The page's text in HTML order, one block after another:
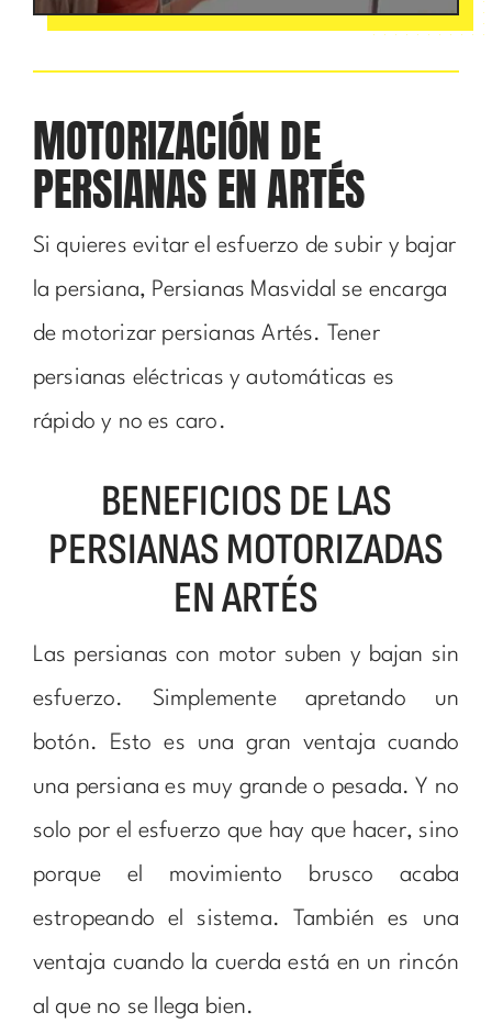
MOTORIZACIÓN DE
PERSIANAS EN ARTÉS
Si quieres evitar el esfuerzo de subir y bajar
la persiana, Persianas Masvidal se encarga
de motorizar persianas Artés. Tener
persianas eléctricas y automáticas es
rápido y no es caro.
BENEFICIOS DE LAS
PERSIANAS MOTORIZADAS
EN ARTÉS
Las persianas con motor suben y bajan sin
esfuerzo. Simplemente apretando un
botón. Esto es una gran ventaja cuando
una persiana es muy grande o pesada. Y no
solo por el esfuerzo que hay que hacer, sino
porque el movimiento brusco acaba
estropeando el sistema. También es una
ventaja cuando la cuerda está en un rincón
al que no se llega bien.